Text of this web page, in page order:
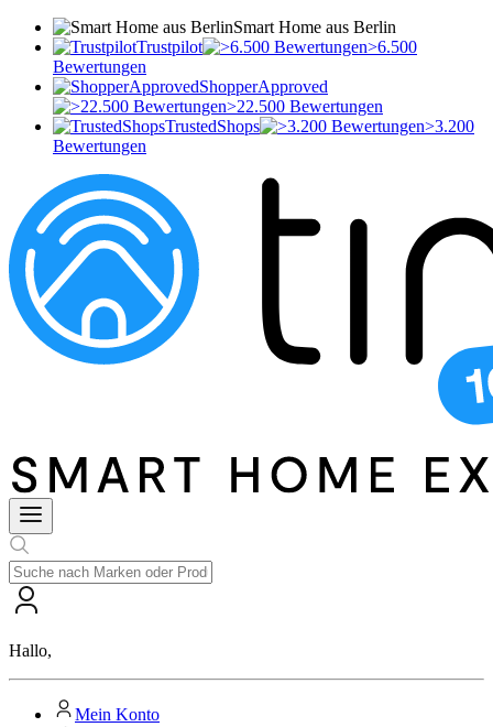
Smart Home aus Berlin
Trustpilot
>6.500
Bewertungen
ShopperApproved
>22.500 Bewertungen
TrustedShops
>3.200
Bewertungen
Hallo,
Mein Konto